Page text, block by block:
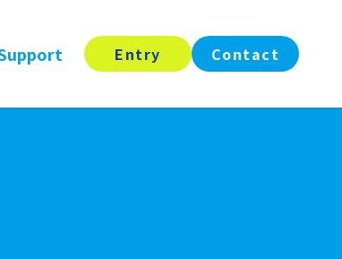
Entry Contact